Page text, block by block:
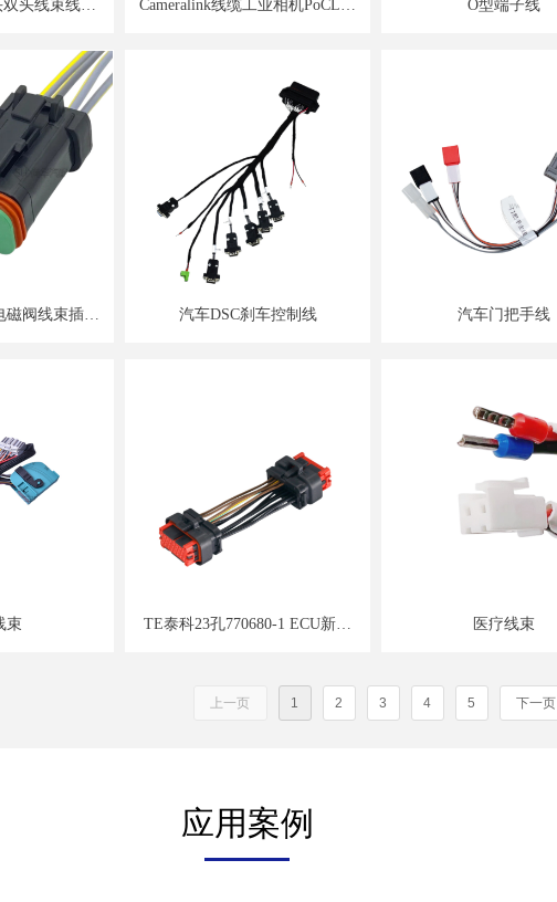
应用案例
双头线束线缆
Cameralink线缆工业相机PoCL电
O型端子线
磁阀线束插头
汽车DSC刹车控制线 汽车门把手线
束
TE泰科23孔770680-1 ECU新能
医疗线束
上一页 1 2 3 4 5 下一页